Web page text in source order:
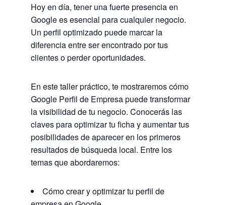
Hoy en día, tener una fuerte presencia en
Google es esencial para cualquier negocio.
Un perfil optimizado puede marcar la
diferencia entre ser encontrado por tus
clientes o perder oportunidades.
En este taller práctico, te mostraremos cómo
Google Perfil de Empresa puede transformar
la visibilidad de tu negocio. Conocerás las
claves para optimizar tu ficha y aumentar tus
posibilidades de aparecer en los primeros
resultados de búsqueda local. Entre los
temas que abordaremos:
Cómo crear y optimizar tu perfil de